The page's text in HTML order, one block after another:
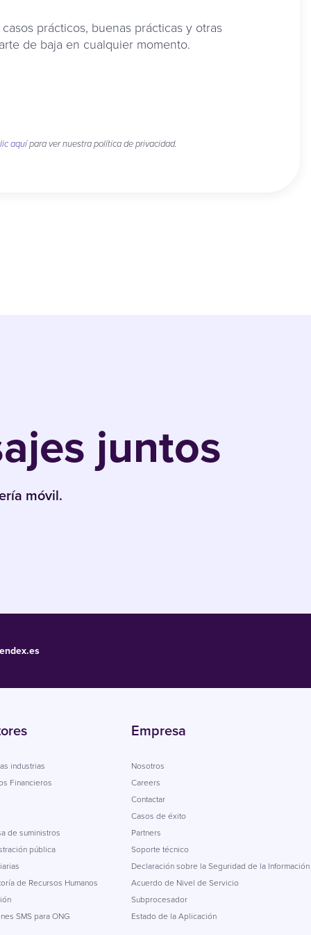
prácticos, buenas prácticas y otras
de baja en cualquier momento.
aquípara ver nuestra política de privacidad.
juntos
móvil.
industrias
Financieros
de suministros
pública
de Recursos Humanos
SMS para ONG
Empresa
Nosotros
Careers
Contactar
Casos de éxito
Partners
Soporte técnico
Declaración sobre la Seguridad de la Información
Acuerdo de Nivel de Servicio
Subprocesador
Estado de la Aplicación